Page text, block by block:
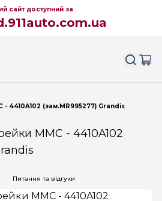
сайт доступний за
- 4410A102 (зам.MR995277) Grandis
MMC - 4410A102
Питання та відгуки